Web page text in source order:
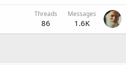
Threads
86
Messages
1.6K